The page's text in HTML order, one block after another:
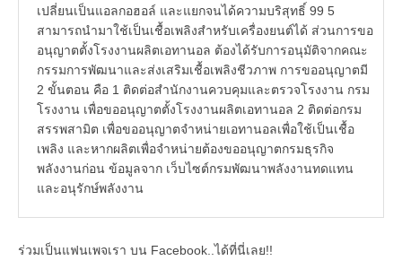
เปลี่ยนเป็นแอลกอฮอล์ และแยกจนได้ความบริสุทธิ์ 99 5
สามารถนำมาใช้เป็นเชื้อเพลิงสำหรับเครื่องยนต์ได้ ส่วนการขอ
อนุญาตตั้งโรงงานผลิตเอทานอล ต้องได้รับการอนุมัติจากคณะ
กรรมการพัฒนาและส่งเสริมเชื้อเพลิงชีวภาพ การขออนุญาตมี
2 ขั้นตอน คือ 1 ติดต่อสำนักงานควบคุมและตรวจโรงงาน กรม
โรงงาน เพื่อขออนุญาตตั้งโรงงานผลิตเอทานอล 2 ติดต่อกรม
สรรพสามิต เพื่อขออนุญาตจำหน่ายเอทานอลเพื่อใช้เป็นเชื้อ
เพลิง และหากผลิตเพื่อจำหน่ายต้องขออนุญาตกรมธุรกิจ
พลังงานก่อน ข้อมูลจาก เว็บไซต์กรมพัฒนาพลังงานทดแทน
และอนุรักษ์พลังงาน
ร่วมเป็นแฟนเพจเรา บน Facebook..ได้ที่นี่เลย!!